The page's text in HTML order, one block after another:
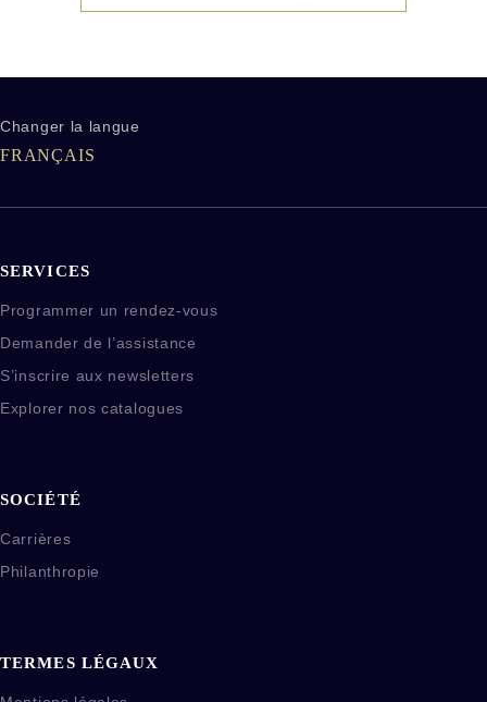
liens Harry Winston
Changer la langue
FRANÇAIS
SERVICES
Programmer un rendez-vous
Demander de l’assistance
S’inscrire aux newsletters
Explorer nos catalogues
SOCIÉTÉ
Carrières
Philanthropie
TERMES LÉGAUX